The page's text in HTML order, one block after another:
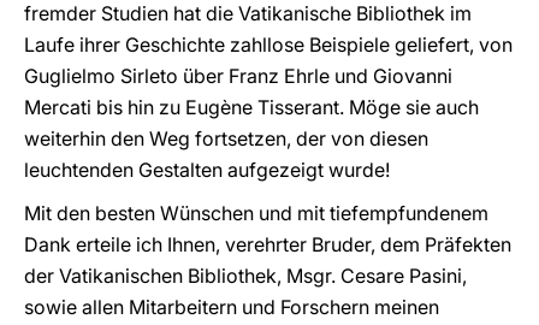
fremder Studien hat die Vatikanische Bibliothek im
Laufe ihrer Geschichte zahllose Beispiele geliefert, von
Guglielmo Sirleto über Franz Ehrle und Giovanni
Mercati bis hin zu Eugène Tisserant. Möge sie auch
weiterhin den Weg fortsetzen, der von diesen
leuchtenden Gestalten aufgezeigt wurde!
Mit den besten Wünschen und mit tiefempfundenem
Dank erteile ich Ihnen, verehrter Bruder, dem Präfekten
der Vatikanischen Bibliothek, Msgr. Cesare Pasini,
sowie allen Mitarbeitern und Forschern meinen